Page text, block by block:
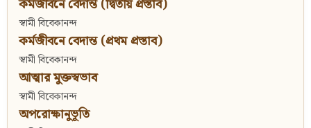
কর্মজীবনে বেদান্ত (দ্বিতীয় প্রস্তাব)
স্বামী বিবেকানন্দ
কর্মজীবনে বেদান্ত (প্রথম প্রস্তাব)
স্বামী বিবেকানন্দ
আত্মার মুক্তস্বভাব
স্বামী বিবেকানন্দ
অপরোক্ষানুভূতি